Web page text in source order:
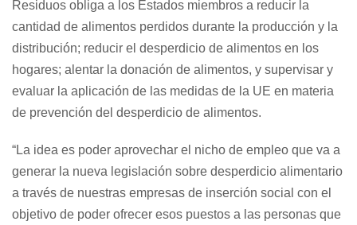
Residuos obliga a los Estados miembros a reducir la
cantidad de alimentos perdidos durante la producción y la
distribución; reducir el desperdicio de alimentos en los
hogares; alentar la donación de alimentos, y supervisar y
evaluar la aplicación de las medidas de la UE en materia
de prevención del desperdicio de alimentos.
“La idea es poder aprovechar el nicho de empleo que va a
generar la nueva legislación sobre desperdicio alimentario
a través de nuestras empresas de inserción social con el
objetivo de poder ofrecer esos puestos a las personas que